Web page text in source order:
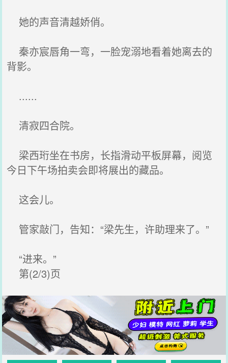
她的声音清越娇俏。
秦亦宸唇角一弯，一脸宠溺地看着她离去的
背影。
......
清寂四合院。
梁西珩坐在书房，长指滑动平板屏幕，阅览
今日下午场拍卖会即将展出的藏品。
这会儿。
管家敲门，告知：“梁先生，许助理来了。”
“进来。”
第(2/3)页